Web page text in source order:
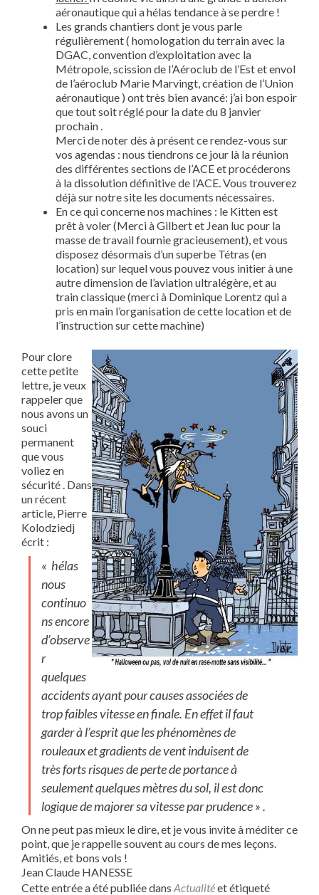
aéronautique qui a hélas tendance à se perdre !
Les grands chantiers dont je vous parle
régulièrement ( homologation du terrain avec la
DGAC, convention d’exploitation avec la
Métropole, scission de l’Aéroclub de l’Est et envol
de l’aéroclub Marie Marvingt, création de l’Union
aéronautique ) ont très bien avancé: j’ai bon espoir
que tout soit réglé pour la date du 8 janvier
prochain .
Merci de noter dès à présent ce rendez-vous sur
vos agendas : nous tiendrons ce jour là la réunion
des différentes sections de l’ACE et procéderons
à la dissolution définitive de l’ACE. Vous trouverez
déjà sur notre site les documents nécessaires.
En ce qui concerne nos machines : le Kitten est
prêt à voler (Merci à Gilbert et Jean luc pour la
masse de travail fournie gracieusement), et vous
disposez désormais d’un superbe Tétras (en
location) sur lequel vous pouvez vous initier à une
autre dimension de l’aviation ultralégère, et au
train classique (merci à Dominique Lorentz qui a
pris en main l’organisation de cette location et de
l’instruction sur cette machine)
Pour clore
cette petite
lettre, je veux
rappeler que
nous avons un
souci
permanent
que vous
voliez en
sécurité . Dans
un récent
article, Pierre
Kolodziedj
écrit :
« hélas
nous
continuo
ns encore
d’observe
r
quelques
accidents ayant pour causes associées de
trop faibles vitesse en finale. En effet il faut
garder à l’esprit que les phénomènes de
rouleaux et gradients de vent induisent de
très forts risques de perte de portance à
seulement quelques mètres du sol, il est donc
logique de majorer sa vitesse par prudence » .
On ne peut pas mieux le dire, et je vous invite à méditer ce
point, que je rappelle souvent au cours de mes leçons.
Amitiés, et bons vols !
Jean Claude HANESSE
Cette entrée a été publiée dans Actualitéet étiqueté